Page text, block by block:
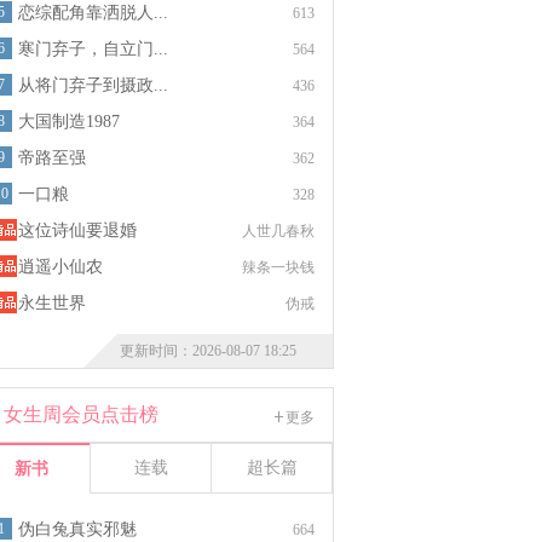
613
恋综配角靠洒脱人...
564
寒门弃子，自立门...
436
从将门弃子到摄政...
364
大国制造1987
362
帝路至强
328
一口粮
人世几春秋
这位诗仙要退婚
辣条一块钱
逍遥小仙农
伪戒
永生世界
更新时间：2026-08-07 18:25
更多
女生周会员点击榜
新书 连载 超长篇
664
1 伪白兔真实邪魅